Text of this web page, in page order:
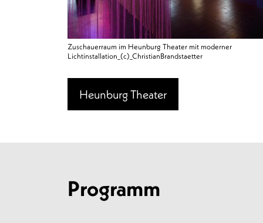
Zuschauerraum im Heunburg Theater mit moderner
Lichtinstallation_(c)_ChristianBrandstaetter
Heunburg Theater
Programm